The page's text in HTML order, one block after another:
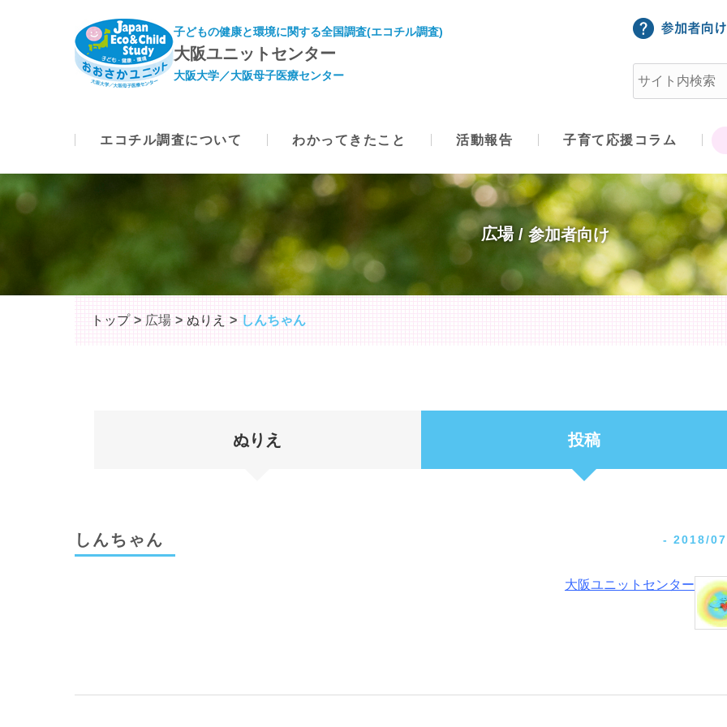
子どもの健康と環境に関する全国調査(エコチル調査)
大阪ユニットセンター
大阪大学／大阪母子医療センター
エコチル調査について わかってきたこと 活動報告 子育て応援コラム
広場
トップ 広場 ぬりえ しんちゃん
ぬりえ 投稿
しんちゃん - 2018/
大阪ユニットセンター